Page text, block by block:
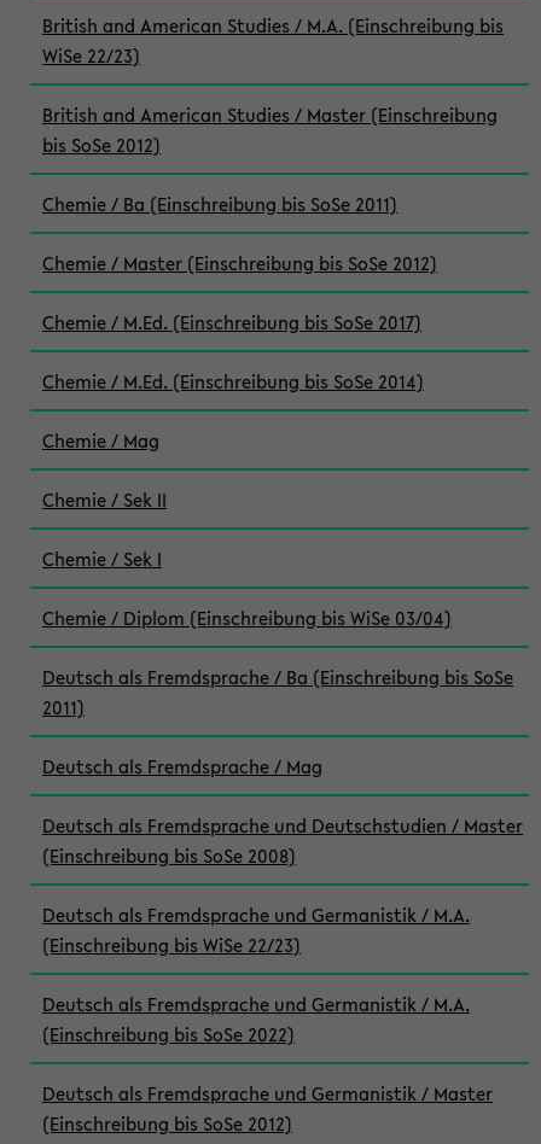
British and American Studies / M.A. (Einschreibung bis
WiSe 22/23)
British and American Studies / Master (Einschreibung
bis SoSe 2012)
Chemie / Ba (Einschreibung bis SoSe 2011)
Chemie / Master (Einschreibung bis SoSe 2012)
Chemie / M.Ed. (Einschreibung bis SoSe 2017)
Chemie / M.Ed. (Einschreibung bis SoSe 2014)
Chemie / Mag
Chemie / Sek II
Chemie / Sek I
Chemie / Diplom (Einschreibung bis WiSe 03/04)
Deutsch als Fremdsprache / Ba (Einschreibung bis SoSe
2011)
Deutsch als Fremdsprache / Mag
Deutsch als Fremdsprache und Deutschstudien / Master
(Einschreibung bis SoSe 2008)
Deutsch als Fremdsprache und Germanistik / M.A.
(Einschreibung bis WiSe 22/23)
Deutsch als Fremdsprache und Germanistik / M.A.
(Einschreibung bis SoSe 2022)
Deutsch als Fremdsprache und Germanistik / Master
(Einschreibung bis SoSe 2012)